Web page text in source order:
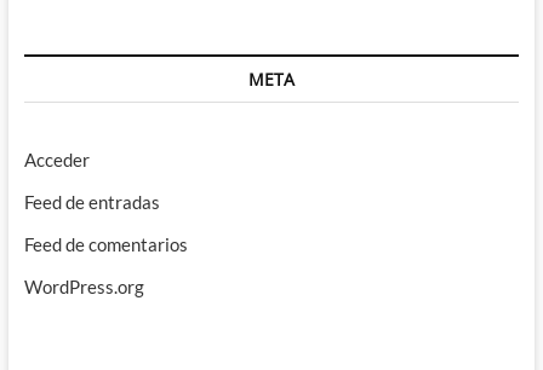
META
Acceder
Feed de entradas
Feed de comentarios
WordPress.org